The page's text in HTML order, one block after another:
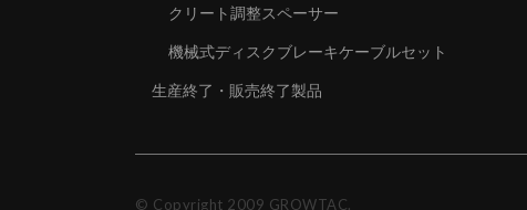
クリート調整スペーサー
機械式ディスクブレーキケーブルセット
生産終了・販売終了製品
© Copyright 2009 GROWTAC.